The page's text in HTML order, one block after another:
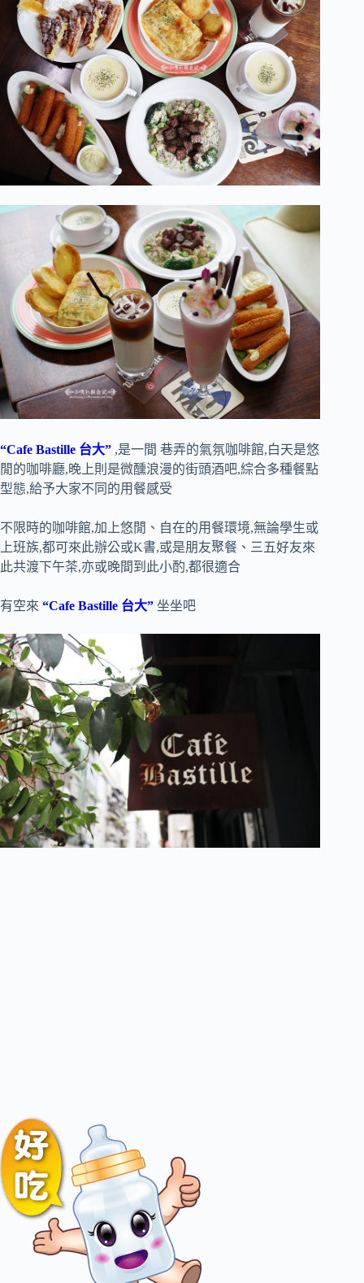
“Cafe Bastille 台大” ,是一間 巷弄的氣氛咖啡館,白天是悠
閒的咖啡廳,晚上則是微醺浪漫的街頭酒吧,綜合多種餐點
型態,給予大家不同的用餐感受
不限時的咖啡館,加上悠閒、自在的用餐環境,無論學生或
上班族,都可來此辦公或K書,或是朋友聚餐、三五好友來
此共渡下午茶,亦或晚間到此小酌,都很適合
有空來 “Cafe Bastille 台大” 坐坐吧